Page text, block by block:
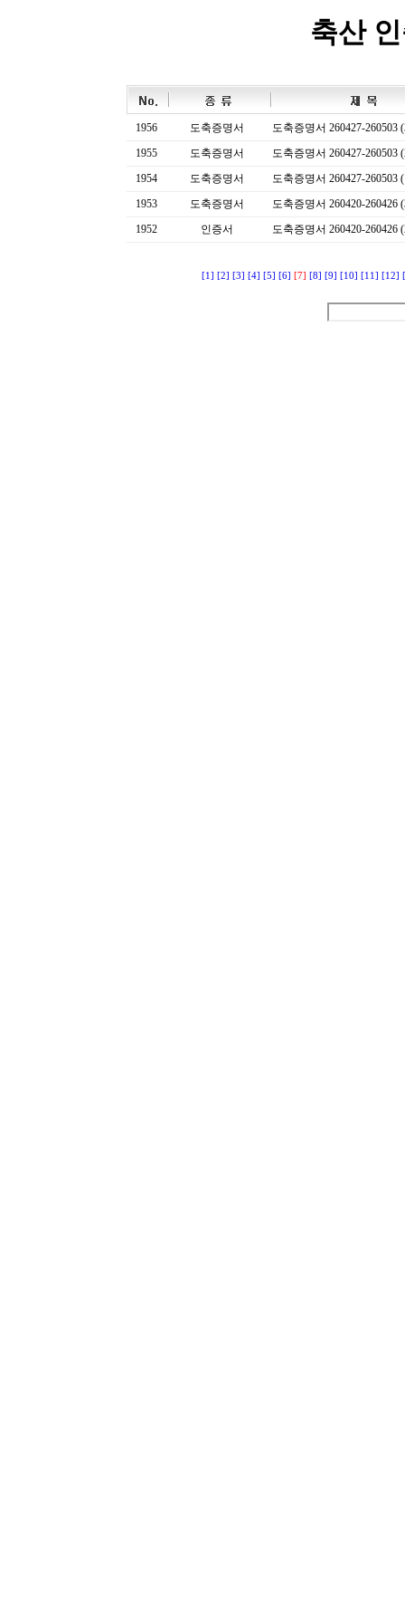
축산
1956 도축증명서
도축증명서 260427-260503
1955
도축증명서
도축증명서 260427-260503
1954
도축증명서
도축증명서 260427-260503
1953
도축증명서
도축증명서 260420-260426
1952
인증서 도축증명서 260420-260426
[1] [2] [3] [4] [5] [6] [7] [8] [9] [10] [11] [12]